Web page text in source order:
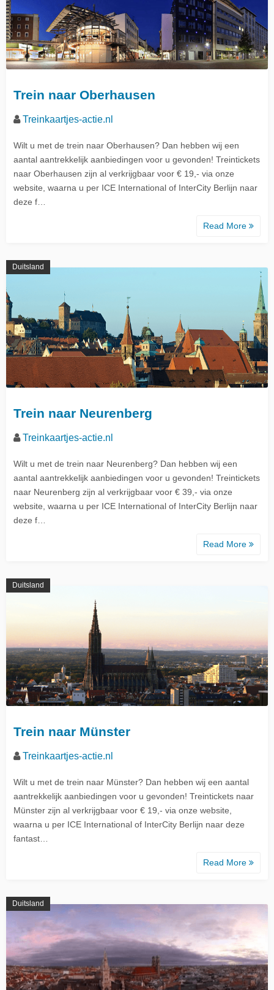
Trein naar Oberhausen
Treinkaartjes-actie.nl
Wilt u met de trein naar Oberhausen? Dan hebben wij een
aantal aantrekkelijk aanbiedingen voor u gevonden! Treintickets
naar Oberhausen zijn al verkrijgbaar voor € 19,- via onze
website, waarna u per ICE International of InterCity Berlijn naar
deze f…
Read More
Duitsland
Trein naar Neurenberg
Treinkaartjes-actie.nl
Wilt u met de trein naar Neurenberg? Dan hebben wij een
aantal aantrekkelijk aanbiedingen voor u gevonden! Treintickets
naar Neurenberg zijn al verkrijgbaar voor € 39,- via onze
website, waarna u per ICE International of InterCity Berlijn naar
deze f…
Read More
Duitsland
Trein naar Münster
Treinkaartjes-actie.nl
Wilt u met de trein naar Münster? Dan hebben wij een aantal
aantrekkelijk aanbiedingen voor u gevonden! Treintickets naar
Münster zijn al verkrijgbaar voor € 19,- via onze website,
waarna u per ICE International of InterCity Berlijn naar deze
fantast…
Read More
Duitsland